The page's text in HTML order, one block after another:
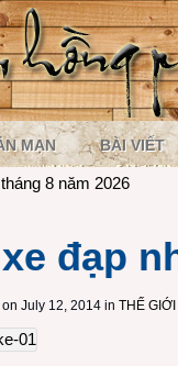
MẠN BÀI VIẾT
8 năm 2026
đạp
on July 12, 2014 in THẾ